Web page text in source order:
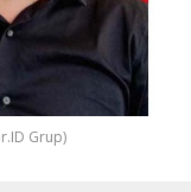
Grup)